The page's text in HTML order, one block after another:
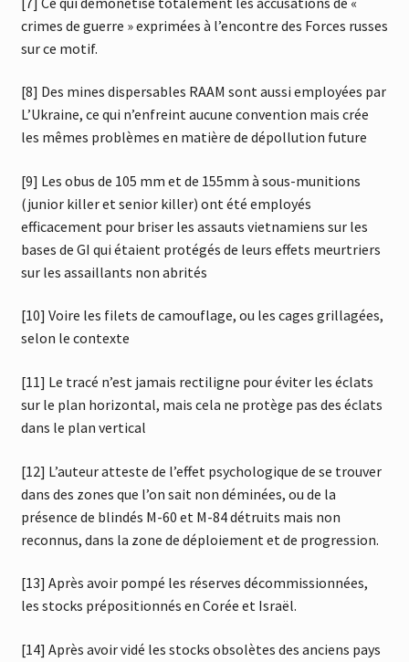
crimes de guerre » exprimées à l’encontre des Forces russes
sur ce motif.
[8] Des mines dispersables RAAM sont aussi employées par
L’Ukraine, ce qui n’enfreint aucune convention mais crée
les mêmes problèmes en matière de dépollution future
[9] Les obus de 105 mm et de 155mm à sous-munitions
(junior killer et senior killer) ont été employés
efficacement pour briser les assauts vietnamiens sur les
bases de GI qui étaient protégés de leurs effets meurtriers
sur les assaillants non abrités
[10] Voire les filets de camouflage, ou les cages grillagées,
selon le contexte
[11] Le tracé n’est jamais rectiligne pour éviter les éclats
sur le plan horizontal, mais cela ne protège pas des éclats
dans le plan vertical
[12] L’auteur atteste de l’effet psychologique de se trouver
dans des zones que l’on sait non déminées, ou de la
présence de blindés M-60 et M-84 détruits mais non
reconnus, dans la zone de déploiement et de progression.
[13] Après avoir pompé les réserves décommissionnées,
les stocks prépositionnés en Corée et Israël.
[14] Après avoir vidé les stocks obsolètes des anciens pays